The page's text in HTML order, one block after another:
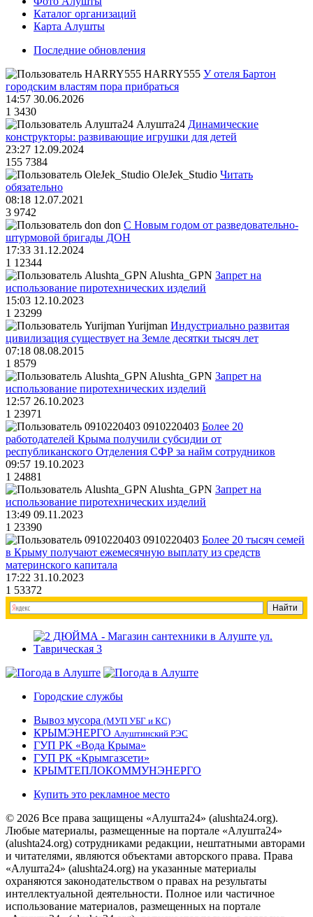
Каталог организаций
Карта Алушты
Последние обновления
HARRY555 У отеля Бартон
городским властям пора прибраться
14:57 30.06.2026
1 3430
Алушта24 Динамические
конструкторы: развивающие игрушки для детей
23:27 12.09.2024
155 7384
OleJek_Studio Читать
обязательно
08:18 12.07.2021
3 9742
don С Новым годом от разведовательно-
штурмовой бригады ДОН
17:33 31.12.2024
1 12344
Alushta_GPN Запрет на
использование пиротехнических изделий
15:03 12.10.2023
1 23299
Yurijman Индустриально развитая
цивилизация существует на Земле десятки тысяч лет
07:18 08.08.2015
1 8579
Alushta_GPN Запрет на
использование пиротехнических изделий
12:57 26.10.2023
1 23971
0910220403 Более 20
работодателей Крыма получили субсидии от
республиканского Отделения СФР за найм сотрудников
09:57 19.10.2023
1 24881
Alushta_GPN Запрет на
использование пиротехнических изделий
13:49 09.11.2023
1 23390
0910220403 Более 20 тысяч семей
в Крыму получают ежемесячную выплату из средств
материнского капитала
17:22 31.10.2023
1 53372
Городские службы
Вывоз мусора (МУП УБГ и КС)
КРЫМЭНЕРГО Алуштинский РЭС
ГУП РК «Вода Крыма»
ГУП РК «Крымгазсети»
КРЫМТЕПЛОКОММУНЭНЕРГО
Купить это рекламное место
© 2026 Все права защищены «Алушта24» (alushta24.org).
Любые материалы, размещенные на портале «Алушта24»
(alushta24.org) сотрудниками редакции, нештатными авторами
и читателями, являются объектами авторского права. Права
«Алушта24» (alushta24.org) на указанные материалы
охраняются законодательством о правах на результаты
интеллектуальной деятельности. Полное или частичное
использование материалов, размещенных на портале